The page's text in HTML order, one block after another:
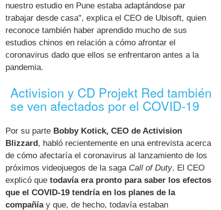
nuestro estudio en Pune estaba adaptándose par
trabajar desde casa", explica el CE‌O de Ubisoft, quien
reconoce también haber aprendido mucho de sus
estudios chinos en relación a cómo afrontar el
coronavirus dado que ellos se enfrentaron antes a la
pandemia.
Activision y CD Projekt Red también
se ven afectados por el COVID-19
Por su parte Bobby Kotick, CEO de Activision
Blizzard, habló recientemente en una entrevista acerca
de cómo afectaría el coronavirus al lanzamiento de los
próximos videojuegos de la saga Call of Duty. El CEO
explicó quetodavía era pronto para saber los efectos
que el COVID-19 tendría en los planes de la
compañíay que, de hecho, todavía estaban